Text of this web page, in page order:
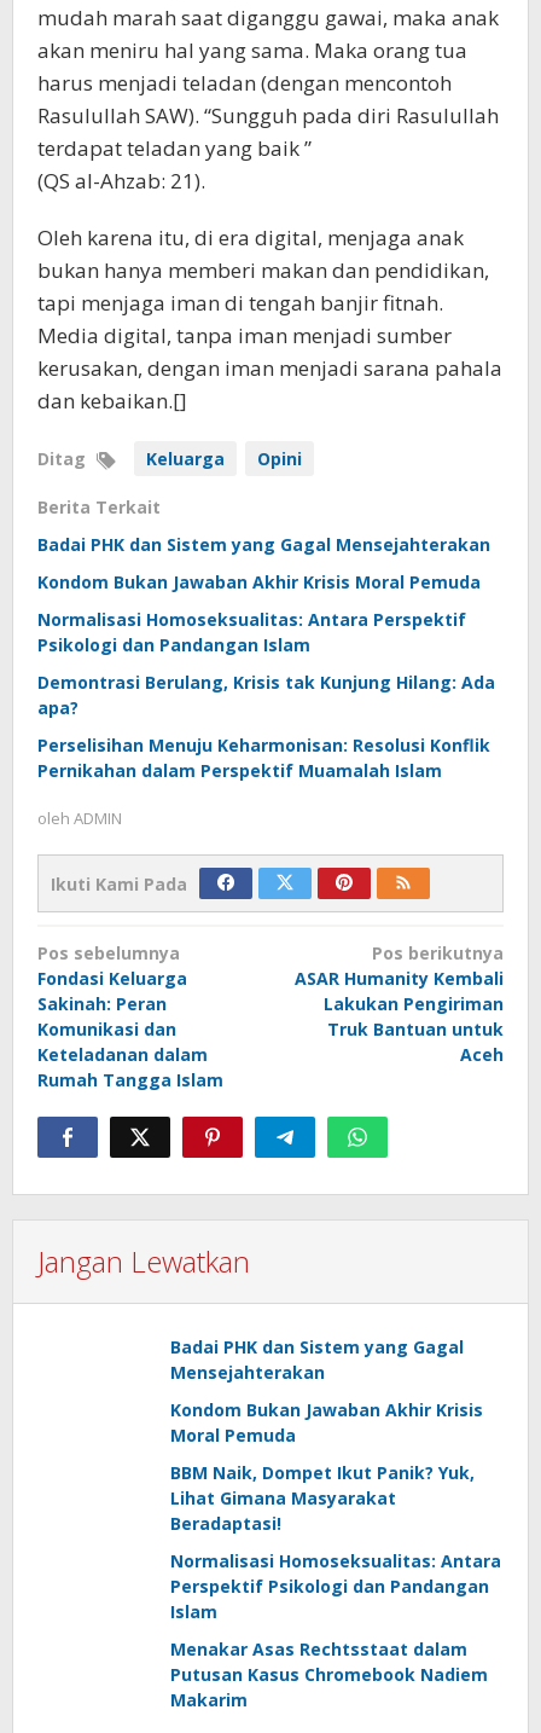
mudah marah saat diganggu gawai, maka anak
akan meniru hal yang sama. Maka orang tua
harus menjadi teladan (dengan mencontoh
Rasulullah SAW). “Sungguh pada diri Rasulullah
terdapat teladan yang baik ”
(QS al-Ahzab: 21).
Oleh karena itu, di era digital, menjaga anak
bukan hanya memberi makan dan pendidikan,
tapi menjaga iman di tengah banjir fitnah.
Media digital, tanpa iman menjadi sumber
kerusakan, dengan iman menjadi sarana pahala
dan kebaikan.[]
Ditag Keluarga Opini
Berita Terkait
Badai PHK dan Sistem yang Gagal Mensejahterakan
Kondom Bukan Jawaban Akhir Krisis Moral Pemuda
Normalisasi Homoseksualitas: Antara Perspektif
Psikologi dan Pandangan Islam
Demontrasi Berulang, Krisis tak Kunjung Hilang: Ada
apa?
Perselisihan Menuju Keharmonisan: Resolusi Konflik
Pernikahan dalam Perspektif Muamalah Islam
oleh ADMIN
Ikuti Kami Pada
Navigasi
pos
Pos sebelumnya
Fondasi Keluarga
Sakinah: Peran
Komunikasi dan
Keteladanan dalam
Rumah Tangga Islam
Pos berikutnya
ASAR Humanity Kembali
Lakukan Pengiriman
Truk Bantuan untuk
Aceh
Jangan Lewatkan
Badai PHK dan Sistem yang Gagal
Mensejahterakan
Kondom Bukan Jawaban Akhir Krisis
Moral Pemuda
BBM Naik, Dompet Ikut Panik? Yuk,
Lihat Gimana Masyarakat
Beradaptasi!
Normalisasi Homoseksualitas: Antara
Perspektif Psikologi dan Pandangan
Islam
Menakar Asas Rechtsstaat dalam
Putusan Kasus Chromebook Nadiem
Makarim